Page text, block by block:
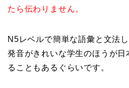
たら伝わりません。
N5レベルで簡単な語彙と文法
発音がきれいな学生のほうが日
ることもあるぐらいです。